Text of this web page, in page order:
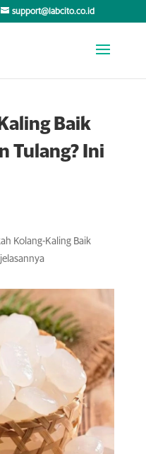
support@labcito.co.id
Baik
Tulang? Ini
Kolang-Kaling Baik